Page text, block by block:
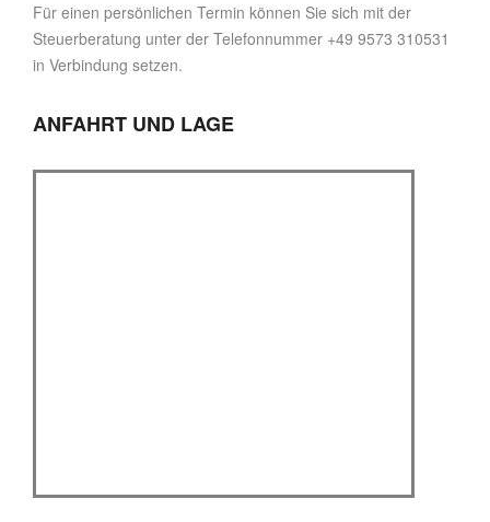
Für einen persönlichen Termin können Sie sich mit der
Steuerberatung unter der Telefonnummer +49 9573 310531
in Verbindung setzen.
ANFAHRT UND LAGE